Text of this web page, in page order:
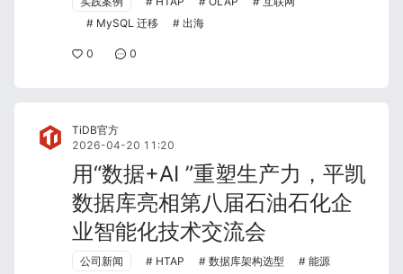
MySQL 迁移
出海
0 0
TiDB官方
2026-04-20 11:20
用“数据+AI ”重塑生产力，平凯
数据库亮相第八届石油石化企
业智能化技术交流会
公司新闻 HTAP 数据库架构选型
能源